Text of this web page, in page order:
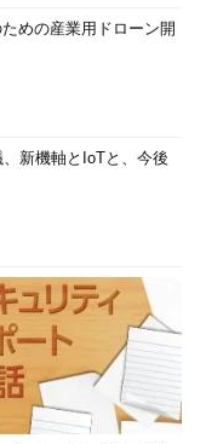
めの産業用ドローン開
新機軸とIoTと、今後